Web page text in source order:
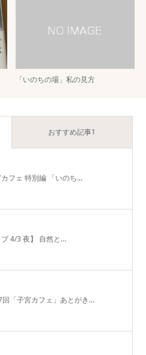
「いのちの場」私の見方
おすすめ記事1
カフェ 特別編 「いのち…
ブ 4/3 夜】 自然と…
「子宮カフェ」あとがき…